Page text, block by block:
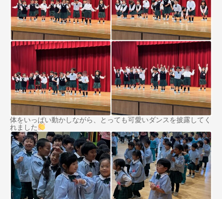
体をいっぱい動かしながら、とっても可愛いダンスを披露してく
れました